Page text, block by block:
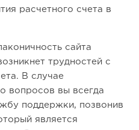
расчетного счета в
сайта
трудностей с
В случае
вопросов вы всегда
поддержки, позвонив
является